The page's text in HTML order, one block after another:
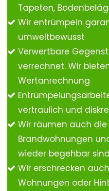
Tapeten,
Wir entrümpeln
umweltbewusst
Verwertbare
verrechnet. Wir
Wertanrechnung
vertraulich und
Wir räumen auch die
Brandwohnungen
wieder begehbar
Wir erschrecken
Wohnungen oder